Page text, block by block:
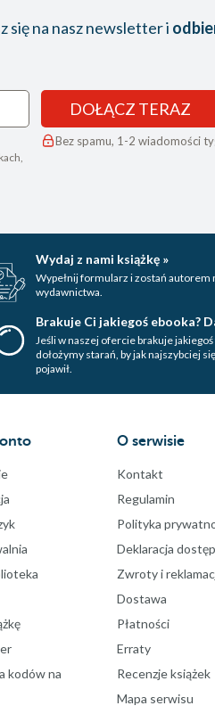
się na nasz newsletter i
DOŁĄCZ TERAZ
Bez spamu, 1-2 wiadomości
Wydaj z nami książkę »
Wypełnij formularz i zostań autorem
wydawnictwa.
Brakuje Ci jakiegoś ebooka?
Jeśli w naszej ofercie brakuje jakiegoś
dołożymy starań, by jak najszybciej
pojawił.
kodów na
O serwisie
Kontakt
Regulamin
Polityka
Deklaracja
Zwroty i
Dostawa
Płatności
Erraty
Recenzje książek
Mapa serwisu